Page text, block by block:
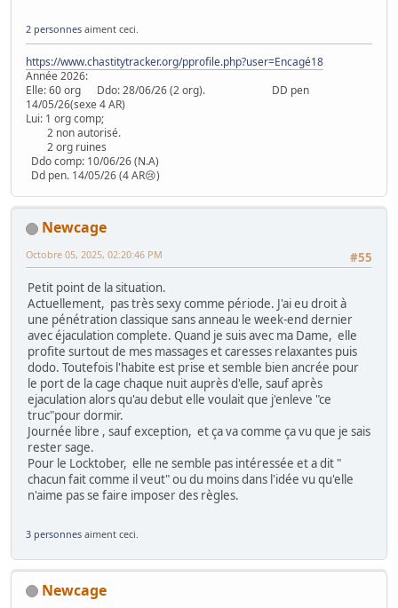
2 personnes aiment ceci.
https://www.chastitytracker.org/pprofile.php?user=Encagé18
Année 2026:
Elle: 60 org Ddo: 28/06/26 (2 org). DD pen
14/05/26(sexe 4 AR)
Lui: 1 org comp;
2 non autorisé.
2 org ruines
Ddo comp: 10/06/26 (N.A)
Dd pen. 14/05/26 (4 AR😢)
Newcage
#55
Octobre 05, 2025, 02:20:46 PM
Petit point de la situation.
Actuellement, pas très sexy comme période. J'ai eu droit à
une pénétration classique sans anneau le week-end dernier
avec éjaculation complete. Quand je suis avec ma Dame, elle
profite surtout de mes massages et caresses relaxantes puis
dodo. Toutefois l'habite est prise et semble bien ancrée pour
le port de la cage chaque nuit auprès d'elle, sauf après
ejaculation alors qu'au debut elle voulait que j'enleve "ce
truc"pour dormir.
Journée libre , sauf exception, et ça va comme ça vu que je sais
rester sage.
Pour le Locktober, elle ne semble pas intéressée et a dit "
chacun fait comme il veut" ou du moins dans l'idée vu qu'elle
n'aime pas se faire imposer des règles.
3 personnes aiment ceci.
Newcage